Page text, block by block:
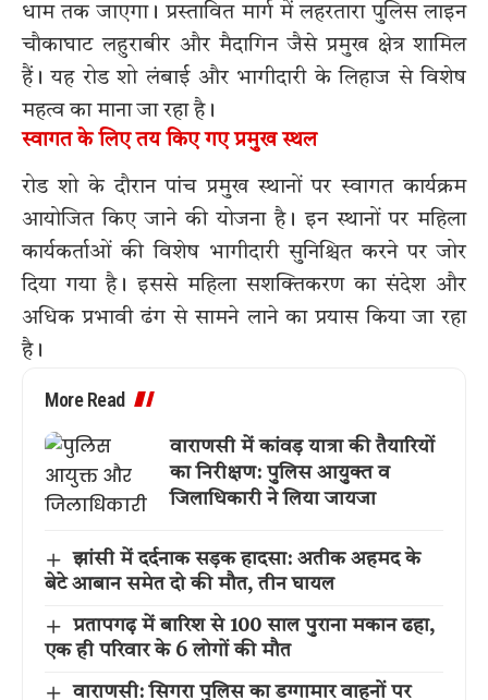
धाम तक जाएगा। प्रस्तावित मार्ग में लहरतारा पुलिस लाइन
चौकाघाट लहुराबीर और मैदागिन जैसे प्रमुख क्षेत्र शामिल
हैं। यह रोड शो लंबाई और भागीदारी के लिहाज से विशेष
महत्व का माना जा रहा है।
स्वागत के लिए तय किए गए प्रमुख स्थल
रोड शो के दौरान पांच प्रमुख स्थानों पर स्वागत कार्यक्रम
आयोजित किए जाने की योजना है। इन स्थानों पर महिला
कार्यकर्ताओं की विशेष भागीदारी सुनिश्चित करने पर जोर
दिया गया है। इससे महिला सशक्तिकरण का संदेश और
अधिक प्रभावी ढंग से सामने लाने का प्रयास किया जा रहा
है।
More Read
वाराणसी में कांवड़ यात्रा की तैयारियों
का निरीक्षण: पुलिस आयुक्त व
जिलाधिकारी ने लिया जायजा
झांसी में दर्दनाक सड़क हादसा: अतीक अहमद के
बेटे आबान समेत दो की मौत, तीन घायल
प्रतापगढ़ में बारिश से 100 साल पुराना मकान ढहा,
एक ही परिवार के 6 लोगों की मौत
वाराणसी: सिगरा पुलिस का डग्गामार वाहनों पर